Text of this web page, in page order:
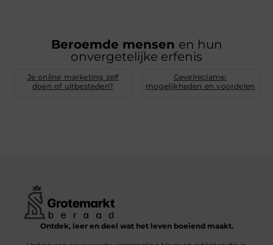
Beroemde mensen en hun
onvergetelijke erfenis
Je online marketing zelf
doen of uitbesteden?
Gevelreclame:
mogelijkheden en voordelen
Ontdek, leer en deel wat het leven boeiend maakt.